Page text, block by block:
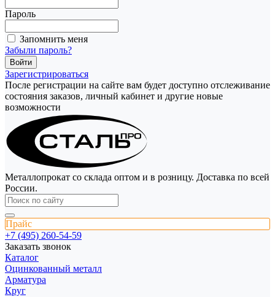
Пароль
Запомнить меня
Забыли пароль?
Зарегистрироваться
После регистрации на сайте вам будет доступно отслеживание
состояния заказов, личный кабинет и другие новые
возможности
Металлопрокат со склада оптом и в розницу. Доставка по всей
России.
Прайс
+7 (495) 260-54-59
Заказать звонок
Каталог
Оцинкованный металл
Арматура
Круг